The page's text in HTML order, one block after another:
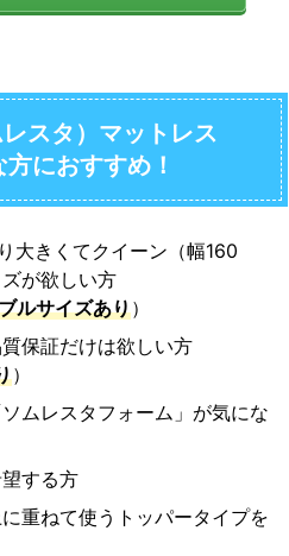
レスタ）マットレス
におすすめ！
大きくてクイーン（幅160
が欲しい方
ルサイズあり）
保証だけは欲しい方
）
ムレスタフォーム」が気にな
する方
重ねて使うトッパータイプを